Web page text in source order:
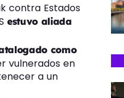
contra Estados
estuvo aliada
como
vulnerados en
a un